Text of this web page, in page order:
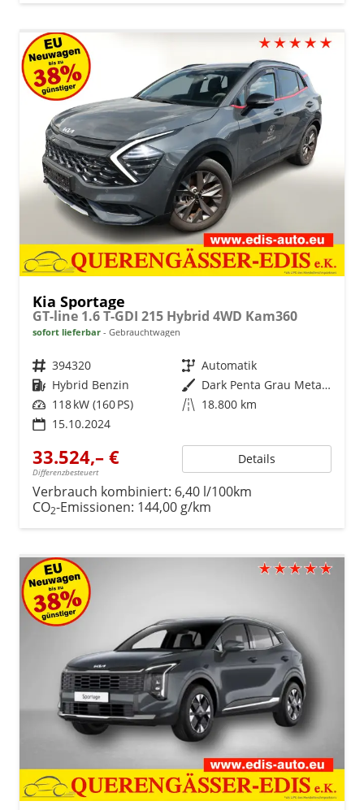
Kia Sportage
GT-line 1.6 T-GDI 215 Hybrid 4WD Kam360
sofort lieferbar Gebrauchtwagen
Fahrzeugnr. 394320 Getriebe Automatik
Kraftstoff Hybrid Benzin Außenfarbe
Dark Penta Grau Metallic
Leistung 118 kW (160 PS) Kilometerstand 18.800 km
15.10.2024
33.524,– €
Differenzbesteuert
Details
Verbrauch kombiniert: 6,40 l/100km
CO2-Emissionen: 144,00 g/km